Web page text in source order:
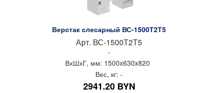
Верстак слесарный ВС-1500Т2Т5
Арт. ВС-1500Т2Т5
-
ВхШхГ, мм: 1500x630x820
Вес, кг: -
2941.20 BYN